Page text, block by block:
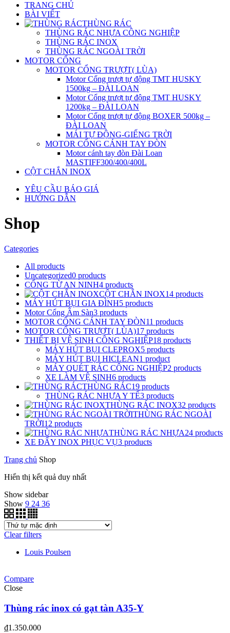
TRANG CHỦ
BÀI VIẾT
THÙNG RÁC
THÙNG RÁC NHỰA CÔNG NGHIỆP
THÙNG RÁC INOX
THÙNG RÁC NGOÀI TRỜI
MOTOR CỔNG
MOTOR CỔNG TRƯỢT( LÙA)
Motor Cổng trượt tự động TMT HUSKY
1500kg – ĐÀI LOAN
Motor Cổng trượt tự động TMT HUSKY
1200kg – ĐÀI LOAN
Motor Cổng trượt tự động BOXER 500kg –
ĐÀI LOAN
MÁI TỰ ĐỘNG-GIẾNG TRỜI
MOTOR CỔNG CÁNH TAY ĐÒN
Motor cánh tay đòn Đài Loan
MASTIFF300/400/400L
CỘT CHẮN INOX
YÊU CẦU BÁO GIÁ
HƯỚNG DẪN
Shop
Categories
All products
Uncategorized0 products
CỔNG TỪ AN NINH4 products
CỘT CHẮN INOX14 products
MÁY HÚT BỤI GIA ĐÌNH5 products
Motor Cổng Âm Sàn3 products
MOTOR CỔNG CÁNH TAY ĐÒN11 products
MOTOR CỔNG TRƯỢT( LÙA)17 products
THIẾT BỊ VỆ SINH CÔNG NGHIỆP18 products
MÁY HÚT BỤI CLEPROX5 products
MÁY HÚT BỤI HICLEAN1 product
MÁY QUÉT RÁC CÔNG NGHIỆP2 products
XE LÀM VỆ SINH6 products
THÙNG RÁC19 products
THÙNG RÁC NHỰA Y TẾ3 products
THÙNG RÁC INOX32 products
THÙNG RÁC NGOÀI
TRỜI12 products
THÙNG RÁC NHỰA24 products
XE ĐẨY INOX PHỤC VỤ3 products
Trang chủ Shop
Hiển thị kết quả duy nhất
Show sidebar
Show 9 24 36
Clear filters
Louis Poulsen
Compare
Close
Thùng rác inox có gạt tàn A35-Y
₫1.350.000